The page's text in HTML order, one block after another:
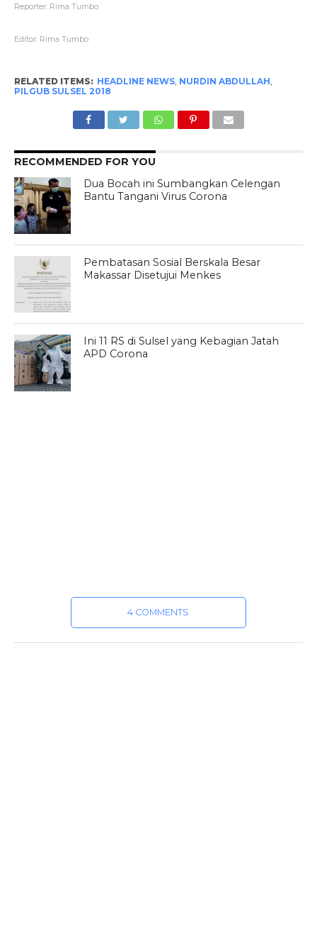
Reporter: Rima Tumbo
Editor: Rima Tumbo
RELATED ITEMS: HEADLINE NEWS, NURDIN ABDULLAH
PILGUB SULSEL 2018
RECOMMENDED FOR YOU
Dua Bocah ini Sumbangkan Celengan
Bantu Tangani Virus Corona
Pembatasan Sosial Berskala Besar
Makassar Disetujui Menkes
Ini 11 RS di Sulsel yang Kebagian Jatah
APD Corona
4 COMMENTS